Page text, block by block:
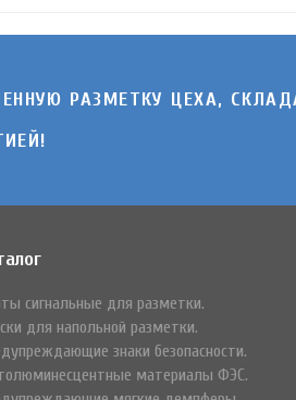
РАЗМЕТКУ ЦЕХА,
сигнальные для разметки.
для напольной разметки.
знаки безопасности.
материалы ФЭС.